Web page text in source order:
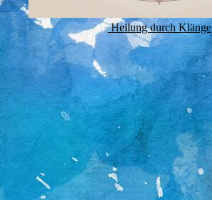
Heilung durch Klänge